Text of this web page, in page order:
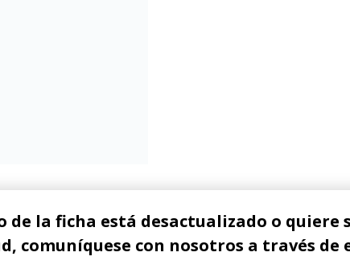
de la ficha está desactualizado o quiere
comuníquese con nosotros a través